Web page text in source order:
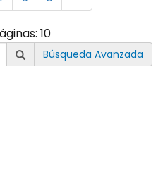
10
Búsqueda Avanzada